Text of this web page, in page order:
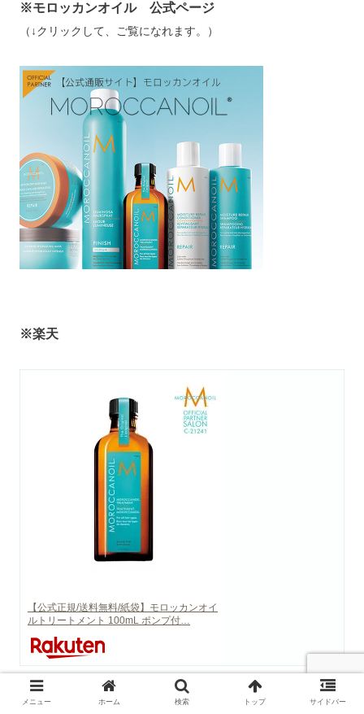
※モロッカンオイル 公式ページ
（↓クリックして、ご覧になれます。）
※楽天
【公式正規/送料無料/紙袋】モロッカンオイ
ルトリートメント 100mL ポンプ付…
メニュー ホーム 検索 トップ サイドバー